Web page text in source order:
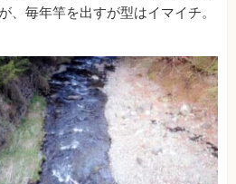
、毎年竿を出すが型はイマイチ。